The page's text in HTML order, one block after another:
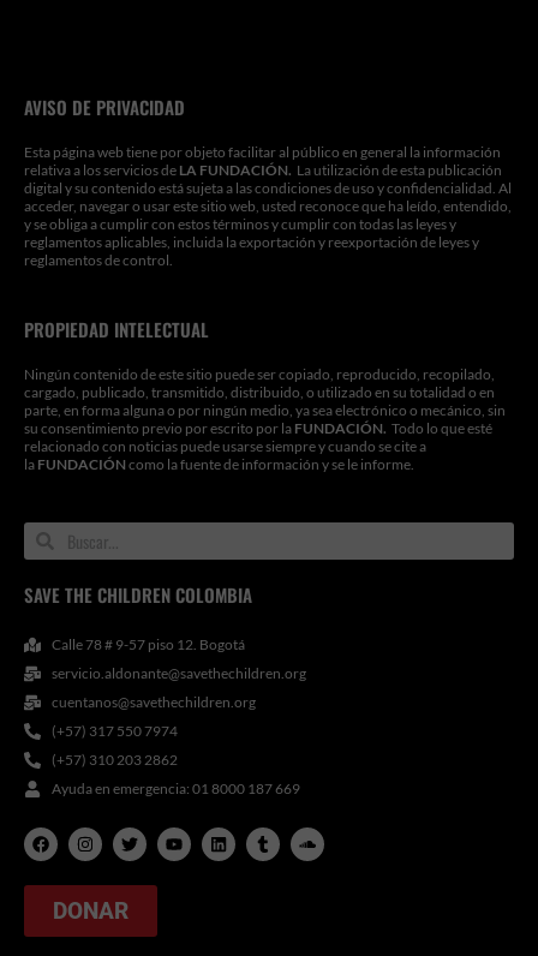
AVISO DE PRIVACIDAD
Esta página web tiene por objeto facilitar al público en general la información
relativa a los servicios de LA FUNDACIÓN. La utilización de esta publicación
digital y su contenido está sujeta a las condiciones de uso y confidencialidad. Al
acceder, navegar o usar este sitio web, usted reconoce que ha leído, entendido,
y se obliga a cumplir con estos términos y cumplir con todas las leyes y
reglamentos aplicables, incluida la exportación y reexportación de leyes y
reglamentos de control.
PROPIEDAD INTELECTUAL
Ningún contenido de este sitio puede ser copiado, reproducido, recopilado,
cargado, publicado, transmitido, distribuido, o utilizado en su totalidad o en
parte, en forma alguna o por ningún medio, ya sea electrónico o mecánico, sin
su consentimiento previo por escrito por la FUNDACIÓN. Todo lo que esté
relacionado con noticias puede usarse siempre y cuando se cite a
la FUNDACIÓN como la fuente de información y se le informe.
SearchSearch
SAVE THE CHILDREN COLOMBIA
Calle 78 # 9-57 piso 12. Bogotá
servicio.aldonante@savethechildren.org
cuentanos@savethechildren.org
(+57) 317 550 7974
(+57) 310 203 2862
Ayuda en emergencia: 01 8000 187 669
F
a
c
e
o
I
n
s
t
a
g
r
T
w
i
t
e
r
Y
o
u
L
i
n
T
u
m
S
o
u
DONAR